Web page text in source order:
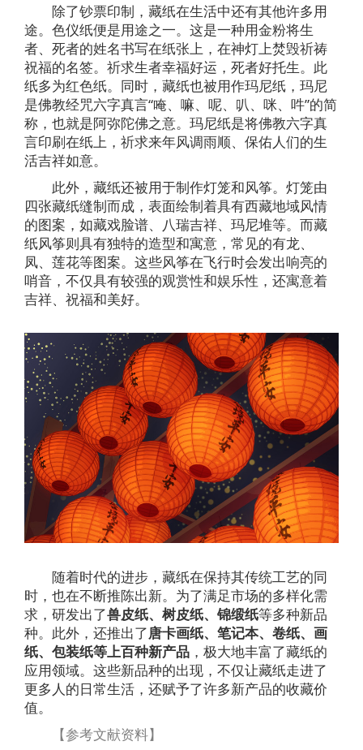
除了钞票印制，藏纸在生活中还有其他许多用
途。色仪纸便是用途之一。这是一种用金粉将生
者、死者的姓名书写在纸张上，在神灯上焚毁祈祷
祝福的名签。祈求生者幸福好运，死者好托生。此
纸多为红色纸。同时，藏纸也被用作玛尼纸，玛尼
是佛教经咒六字真言“唵、嘛、呢、叭、咪、吽”的简
称，也就是阿弥陀佛之意。玛尼纸是将佛教六字真
言印刷在纸上，祈求来年风调雨顺、保佑人们的生
活吉祥如意。
此外，藏纸还被用于制作灯笼和风筝。灯笼由
四张藏纸缝制而成，表面绘制着具有西藏地域风情
的图案，如藏戏脸谱、八瑞吉祥、玛尼堆等。而藏
纸风筝则具有独特的造型和寓意，常见的有龙、
凤、莲花等图案。这些风筝在飞行时会发出响亮的
哨音，不仅具有较强的观赏性和娱乐性，还寓意着
吉祥、祝福和美好。
随着时代的进步，藏纸在保持其传统工艺的同
时，也在不断推陈出新。为了满足市场的多样化需
求，研发出了兽皮纸、树皮纸、锦缎纸等多种新品
种。此外，还推出了唐卡画纸、笔记本、卷纸、画
纸、包装纸等上百种新产品 ，极大地丰富了藏纸的
应用领域。这些新品种的出现，不仅让藏纸走进了
更多人的日常生活，还赋予了许多新产品的收藏价
值。
【参考文献资料】